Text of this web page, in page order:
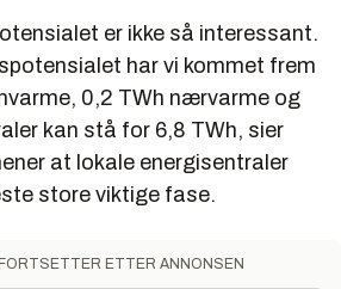
er ikke så interessant.
har vi kommet frem
0,2 TWh nærvarme og
kan stå for 6,8 TWh, sier
at lokale energisentraler
store viktige fase.
ETTER ANNONSEN